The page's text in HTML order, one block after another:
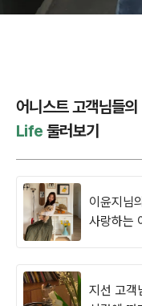
어니스트 고객님들의
Life 둘러보기
이윤지님
사랑하는
지선 고객